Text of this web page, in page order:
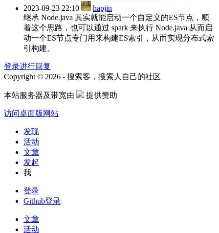
2023-09-23 22:10
hapjin
继承 Node.java 其实就能启动一个自定义的ES节点，顺
着这个思路，也可以通过 spark 来执行 Node.java 从而启
动一个ES节点专门用来构建ES索引，从而实现分布式索
引构建。
登录进行回复
Copyright © 2026 - 搜索客，搜索人自己的社区
本站服务器及带宽由 提供赞助
访问桌面版网站
发现
活动
文章
发起
我
登录
Github登录
文章
活动